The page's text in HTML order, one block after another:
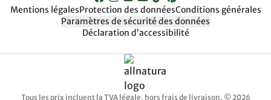
Mentions légalesProtection des donnéesConditions générales
Paramètres de sécurité des données
Déclaration d’accessibilité
Tous les prix incluent la TVA légale, hors frais de livraison. © 2026